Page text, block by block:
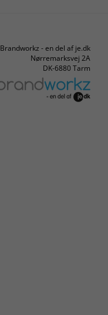
Brandworkz - en del af je.dk
Nørremarksvej 2A
DK-6880 Tarm